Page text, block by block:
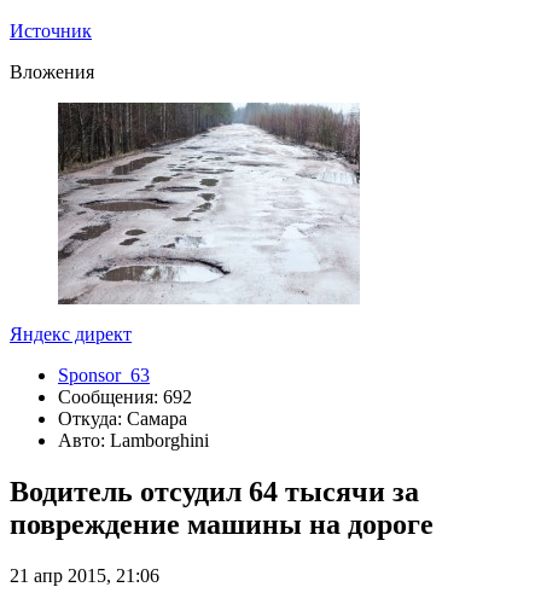
Источник
Вложения
Яндекс директ
Sponsor_63
Сообщения: 692
Откуда: Самара
Авто: Lamborghini
Водитель отсудил 64 тысячи за
повреждение машины на дороге
21 апр 2015, 21:06